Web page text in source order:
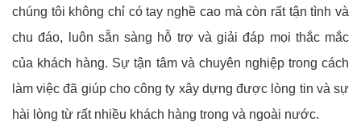
chúng tôi không chỉ có tay nghề cao mà còn rất tận tình và
chu đáo, luôn sẵn sàng hỗ trợ và giải đáp mọi thắc mắc
của khách hàng. Sự tận tâm và chuyên nghiệp trong cách
làm việc đã giúp cho công ty xây dựng được lòng tin và sự
hài lòng từ rất nhiều khách hàng trong và ngoài nước.